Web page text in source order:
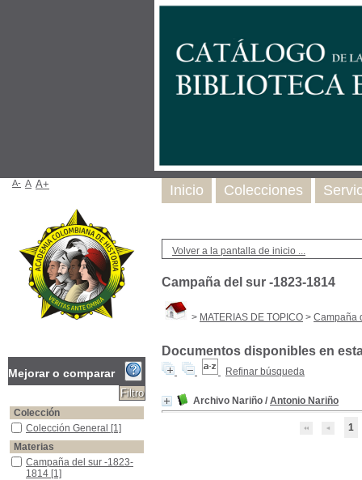
Volver a la pantalla de inicio ...
Campaña del sur -1823-1814
> MATERIAS DE TOPICO > Campaña
Documentos disponibles en
Refinar búsqueda
Archivo Nariño / Antonio Nariño
1
Inicio Colecciones
A- A A+
Mejorar o comparar
Colección
Colección General
Colección General [1]
Materias
Campaña del sur -1823-1814
Campaña del sur -1823-
1814 [1]